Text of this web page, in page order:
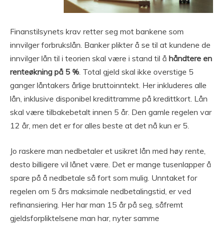
Finanstilsynets krav retter seg mot bankene som
innvilger forbrukslån. Banker plikter å se til at kundene de
innvilger lån til i teorien skal være i stand til å håndtere en
renteøkning på 5 %. Total gjeld skal ikke overstige 5
ganger låntakers årlige bruttoinntekt. Her inkluderes alle
lån, inklusive disponibel kredittramme på kredittkort. Lån
skal være tilbakebetalt innen 5 år. Den gamle regelen var
12 år, men det er for alles beste at det nå kun er 5.
Jo raskere man nedbetaler et usikret lån med høy rente,
desto billigere vil lånet være. Det er mange tusenlapper å
spare på å nedbetale så fort som mulig. Unntaket for
regelen om 5 års maksimale nedbetalingstid, er ved
refinansiering. Her har man 15 år på seg, såfremt
gjeldsforpliktelsene man har, nyter samme